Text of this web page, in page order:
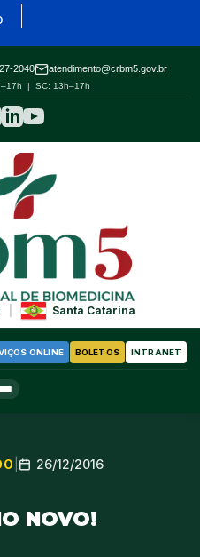
2040 atendimento@crbm5.gov.br
| SC: 13h–17h
Santa Catarina
ONLINE BOLETOS INTRANET
26/12/2016
NOVO!